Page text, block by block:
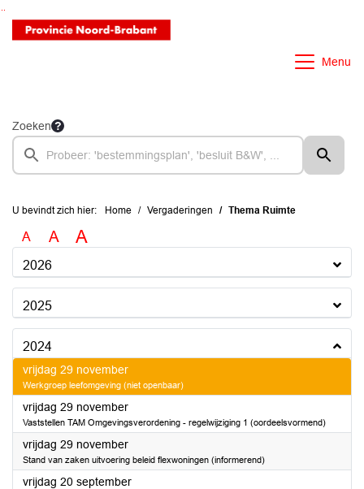
Ga naar de inhoud van deze pagina
Ga naar het zoeken
Ga naar het menu
Menu
Zoeken
U bevindt zich hier: Home Vergaderingen Thema Ruimte
A A A
2026
2025
2024
vrijdag 29 november2024
Werkgroep leefomgeving (niet openbaar)
vrijdag 29 november2024
Vaststellen TAM Omgevingsverordening - regelwijziging 1 (oordeelsvormend)
vrijdag 29 november2024
Stand van zaken uitvoering beleid flexwoningen (informerend)
vrijdag 20 september2024